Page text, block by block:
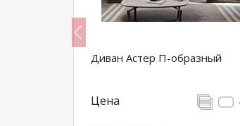
Диван Астер П-образный
Цена